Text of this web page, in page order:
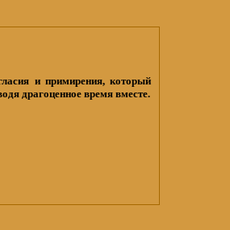
и примирения, который
драгоценное время вместе.